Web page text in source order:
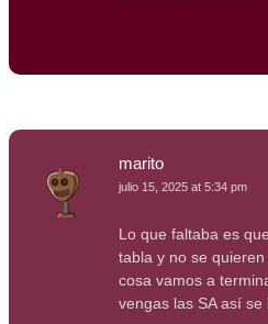
marito
julio 15, 2025 at 5:34 pm
Lo que faltaba es
tabla y no se
cosa vamos a
vengas las SA así